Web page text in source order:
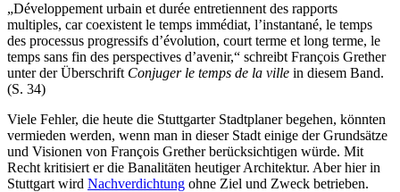
„Développement urbain et durée entretiennent des rapports
multiples, car coexistent le temps immédiat, l’instantané, le temps
des processus progressifs d’évolution, court terme et long terme, le
temps sans fin des perspectives d’avenir,“ schreibt François Grether
unter der Überschrift Conjuger le temps de la ville in diesem Band.
(S. 34)
Viele Fehler, die heute die Stuttgarter Stadtplaner begehen, könnten
vermieden werden, wenn man in dieser Stadt einige der Grundsätze
und Visionen von François Grether berücksichtigen würde. Mit
Recht kritisiert er die Banalitäten heutiger Architektur. Aber hier in
Stuttgart wird Nachverdichtung ohne Ziel und Zweck betrieben.